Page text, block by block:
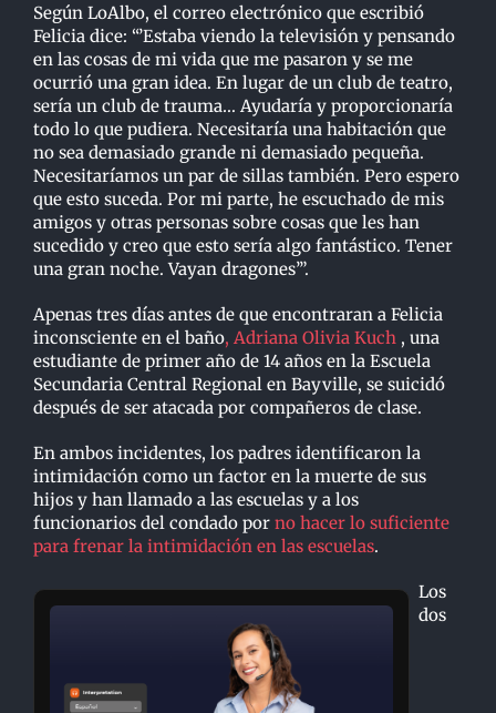
Según LoAlbo, el correo electrónico que escribió
Felicia dice: “’Estaba viendo la televisión y pensando
en las cosas de mi vida que me pasaron y se me
ocurrió una gran idea. En lugar de un club de teatro,
sería un club de trauma… Ayudaría y proporcionaría
todo lo que pudiera. Necesitaría una habitación que
no sea demasiado grande ni demasiado pequeña.
Necesitaríamos un par de sillas también. Pero espero
que esto suceda. Por mi parte, he escuchado de mis
amigos y otras personas sobre cosas que les han
sucedido y creo que esto sería algo fantástico. Tener
una gran noche. Vayan dragones’”.
Apenas tres días antes de que encontraran a Felicia
inconsciente en el baño, Adriana Olivia Kuch , una
estudiante de primer año de 14 años en la Escuela
Secundaria Central Regional en Bayville, se suicidó
después de ser atacada por compañeros de clase.
En ambos incidentes, los padres identificaron la
intimidación como un factor en la muerte de sus
hijos y han llamado a las escuelas y a los
funcionarios del condado por no hacer lo suficiente
para frenar la intimidación en las escuelas.
Los
dos